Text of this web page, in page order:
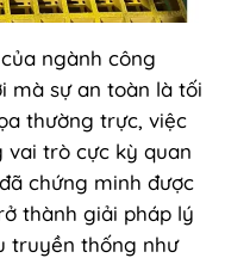
ngành công
mà sự an toàn là tối
thường trực, việc
vai trò cực kỳ quan
đã chứng minh được
thành giải pháp lý
truyền thống như